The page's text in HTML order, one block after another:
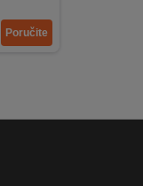
Poručite